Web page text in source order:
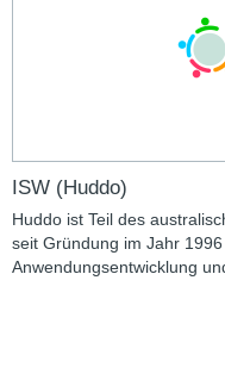
ISW (Huddo)
Huddo ist Teil des
seit Gründung im Jahr
Anwendungsentwicklung